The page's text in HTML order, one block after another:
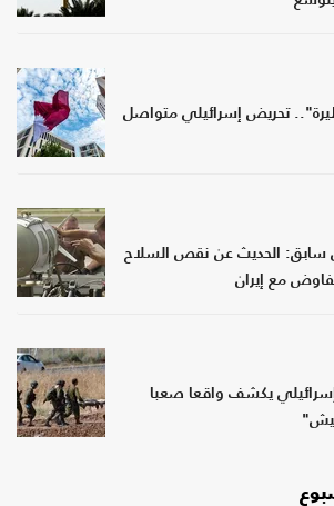
تحريض إسرائيلي متواصل
سابق: الحديث عن نقص السلاح
مع إيران
يكشف واقعا صعبا